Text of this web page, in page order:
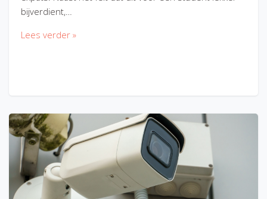
bijverdient,…
Lees verder »